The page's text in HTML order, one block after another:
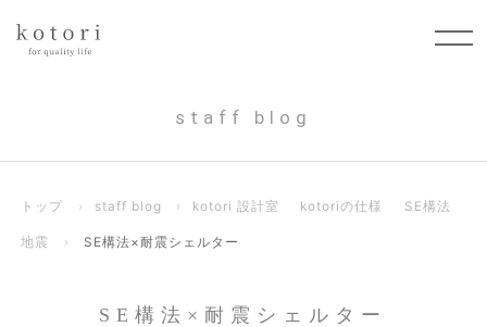
staff blog
トップ › staff blog › kotori 設計室 kotoriの仕様 SE構法
地震 › SE構法×耐震シェルター
SE構法×耐震シェルター